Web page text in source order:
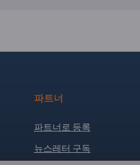
파트너
파트너로 등록
뉴스레터 구독